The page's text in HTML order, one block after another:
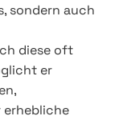
sondern auch
diese oft
er